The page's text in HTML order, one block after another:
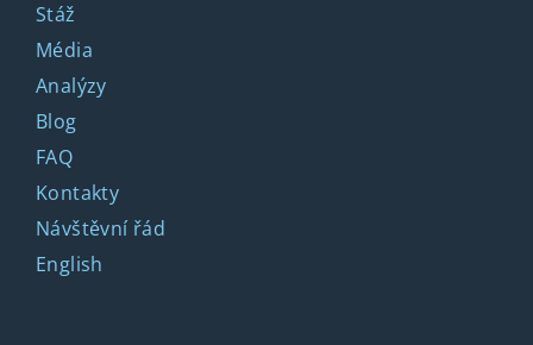
Stáž
Média
Analýzy
Blog
FAQ
Kontakty
Návštěvní řád
English